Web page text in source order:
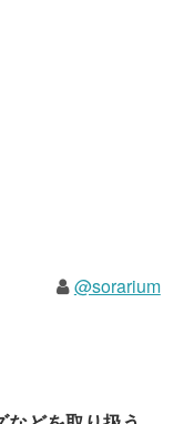
@sorarium